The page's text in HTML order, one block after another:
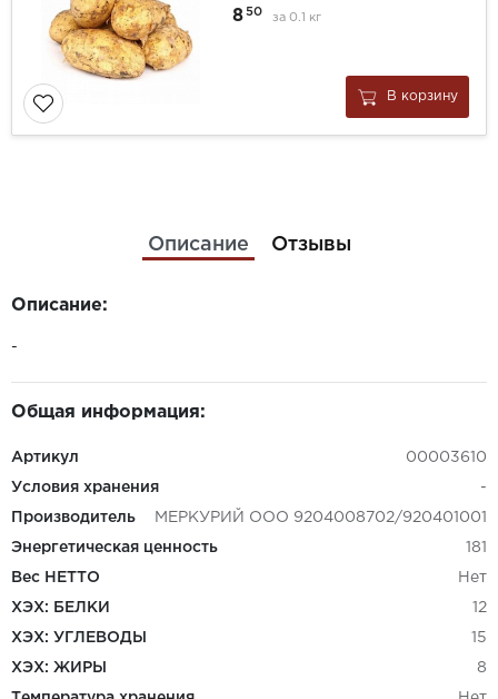
8 50 за 0.1 кг
В корзину
Описание Отзывы
Описание:
-
Общая информация:
Артикул 00003610
Условия хранения -
Производитель МЕРКУРИЙ ООО 9204008702/920401001
Энергетическая ценность 181
Вес НЕТТО Нет
ХЭХ: БЕЛКИ 12
ХЭХ: УГЛЕВОДЫ 15
ХЭХ: ЖИРЫ 8